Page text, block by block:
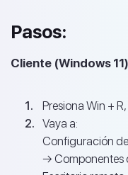
Pasos:
Cliente (Windows
Presiona Win +
Vaya a:
Configuración
→ Componentes